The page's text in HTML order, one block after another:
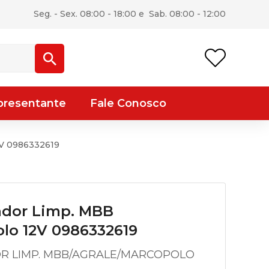
Seg. - Sex. 08:00 - 18:00 e Sab. 08:00 - 12:00
Fale Conosco
0986332619
Limp. MBB
12V 0986332619
LIMP. MBB/AGRALE/MARCOPOLO